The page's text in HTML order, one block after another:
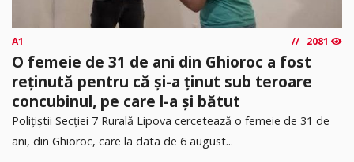
A1 2081
O femeie de 31 de ani din Ghioroc a fost
reținută pentru că și-a ținut sub teroare
concubinul, pe care l-a și bătut
​Polițiștii Secției 7 Rurală Lipova cercetează o femeie de 31 de
ani, din Ghioroc, care la data de 6 august...